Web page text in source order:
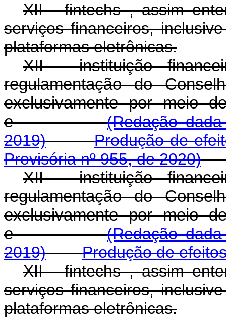
XII -fintechs, assim
serviços financeiros,
plataformas eletrônicas.
XII - instituição
regulamentação do
exclusivamente por meio
e(Redação
2019)
Produção de
Provisória nº 955, de 2020)
XII - instituição
regulamentação do
exclusivamente por meio
e(Redação
2019)
Produção de
XII -fintechs, assim
serviços financeiros,
plataformas eletrônicas.